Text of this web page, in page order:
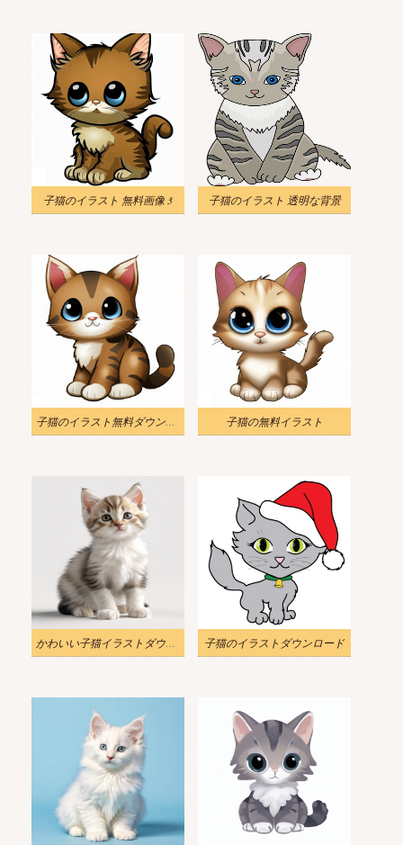
子猫のイラスト 無料画像 3 子猫のイラスト 透明な背景
子猫のイラスト無料ダウンロード 子猫の無料イラスト
かわいい子猫イラストダウンロード 2 子猫のイラストダウンロード